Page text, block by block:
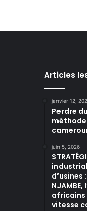
Articles
janvier 12,
Perdre
juin 5, 2026
d’usines
africains
vitesse